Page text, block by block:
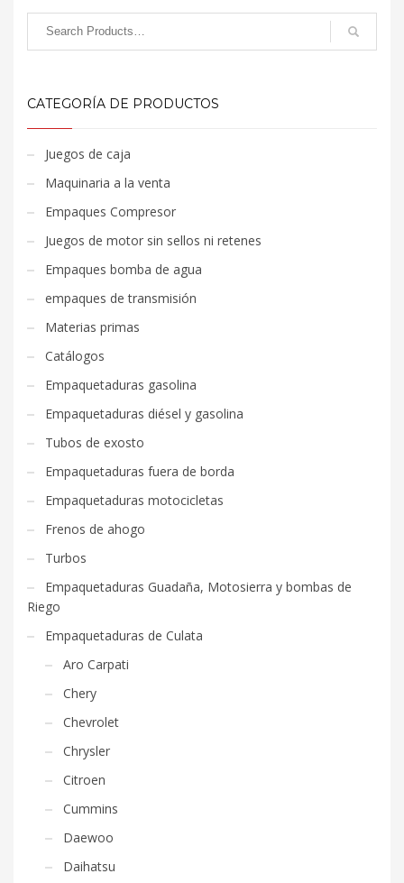
CATEGORÍA DE PRODUCTOS
Juegos de caja
Maquinaria a la venta
Empaques Compresor
Juegos de motor sin sellos ni retenes
Empaques bomba de agua
empaques de transmisión
Materias primas
Catálogos
Empaquetaduras gasolina
Empaquetaduras diésel y gasolina
Tubos de exosto
Empaquetaduras fuera de borda
Empaquetaduras motocicletas
Frenos de ahogo
Turbos
Empaquetaduras Guadaña, Motosierra y bombas de
Riego
Empaquetaduras de Culata
Aro Carpati
Chery
Chevrolet
Chrysler
Citroen
Cummins
Daewoo
Daihatsu